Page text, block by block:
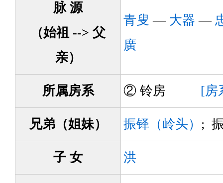
脉 源
（始祖 --> 父
亲）
青叟 — 大器 —
廣
所属房系 ② 铃房 [房
兄弟（姐妹） 振铎（岭头） ;
子 女 洪